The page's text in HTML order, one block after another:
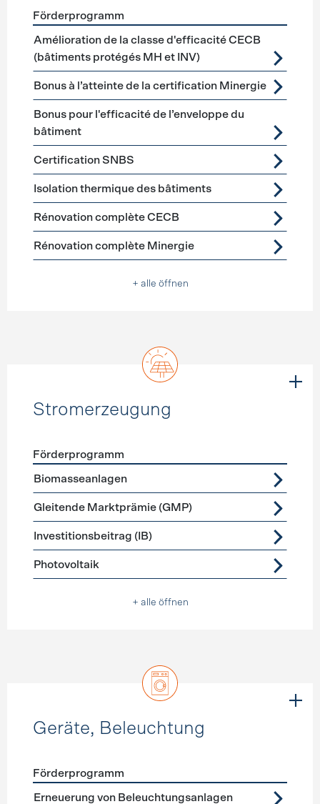
Förderprogramme Gebäudehülle Sanierung
Förderprogramm
Amélioration de la classe d'efficacité CECB
(bâtiments protégés MH et INV)
Bonus à l’atteinte de la certification Minergie
Bonus pour l'efficacité de l’enveloppe du
bâtiment
Certification SNBS
Isolation thermique des bâtiments
Rénovation complète CECB
Rénovation complète Minergie
+ alle öffnen
Stromerzeugung
Förderprogramme
Förderprogramm
Biomasseanlagen
Gleitende Marktprämie (GMP)
Investitionsbeitrag (IB)
Photovoltaik
+ alle öffnen
Geräte, Beleuchtung
Förderprogramme Geräte, Beleuchtung
Förderprogramm
Erneuerung von Beleuchtungsanlagen